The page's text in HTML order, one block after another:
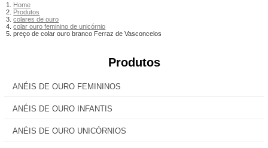
Home
Produtos
colares de ouro
colar ouro feminino de unicórnio
preço de colar ouro branco Ferraz de Vasconcelos
Produtos
ANÉIS DE OURO FEMININOS
ANÉIS DE OURO INFANTIS
ANÉIS DE OURO UNICÓRNIOS